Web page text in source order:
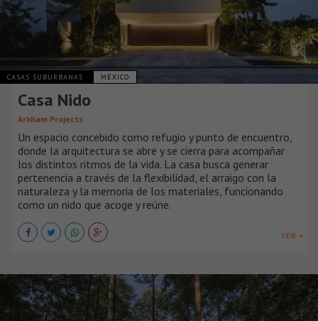
CASAS SUBURBANAS MÉXICO
Casa Nido
Arkham Projects
Un espacio concebido como refugio y punto de encuentro,
donde la arquitectura se abre y se cierra para acompañar
los distintos ritmos de la vida. La casa busca generar
pertenencia a través de la flexibilidad, el arraigo con la
naturaleza y la memoria de los materiales, funcionando
como un nido que acoge y reúne.
VER +